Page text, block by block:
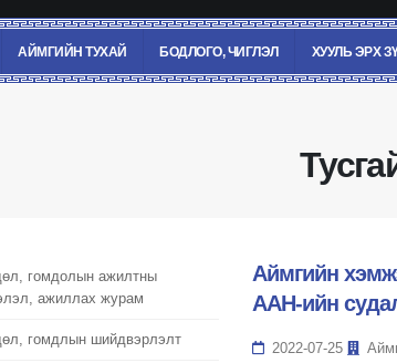
АЙМГИЙН ТУХАЙ БОДЛОГО, ЧИГЛЭЛ ХУУЛЬ ЭРХ
гомдолын ажилтны
ажиллах журам
гомдлын шийдвэрлэлт
Аймгийн
ААН-ийн
2022-07-25